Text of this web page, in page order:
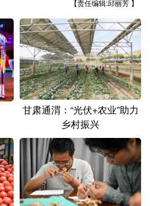
云南 西藏
青海 宁夏
黑龙江
Français عربى
日本語 한국어
【责任编辑:邱丽芳 】
甘肃通渭：“光伏+农业”助力
乡村振兴